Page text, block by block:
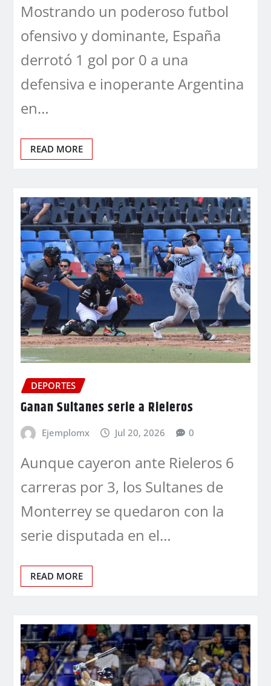
Mostrando un poderoso futbol
ofensivo y dominante, España
derrotó 1 gol por 0 a una
defensiva e inoperante Argentina
en…
READ MORE
DEPORTES
Ganan Sultanes serie a Rieleros
Ejemplomx Jul 20, 2026 0
Aunque cayeron ante Rieleros 6
carreras por 3, los Sultanes de
Monterrey se quedaron con la
serie disputada en el…
READ MORE